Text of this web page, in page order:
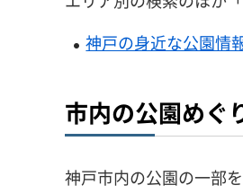
神戸の身近な公園情
市内の公園めぐ
神戸市内の公園の一部を